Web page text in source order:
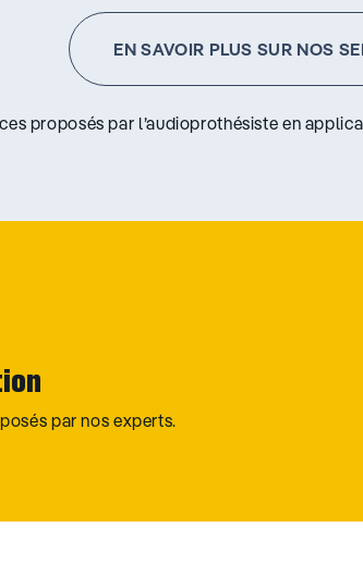
EN SAVOIR PLUS SUR NOS
proposés par l’audioprothésiste en
par nos experts.